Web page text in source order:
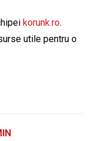
korunk.ro.
utile pentru o